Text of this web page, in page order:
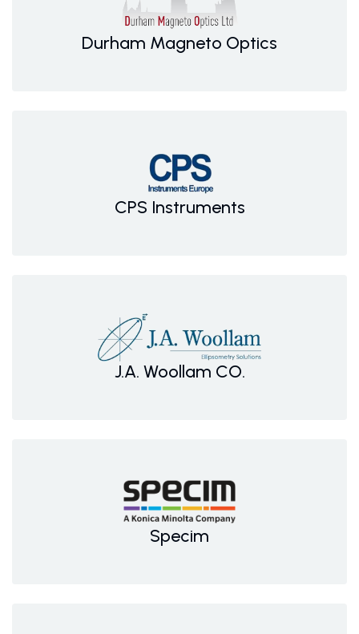
Durham Magneto Optics
CPS Instruments
J.A. Woollam CO.
Specim